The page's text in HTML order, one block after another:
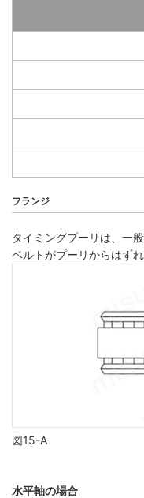
フランジ
タイミングプーリは、一
ベルトがプーリからはず
図15-A
水平軸の場合